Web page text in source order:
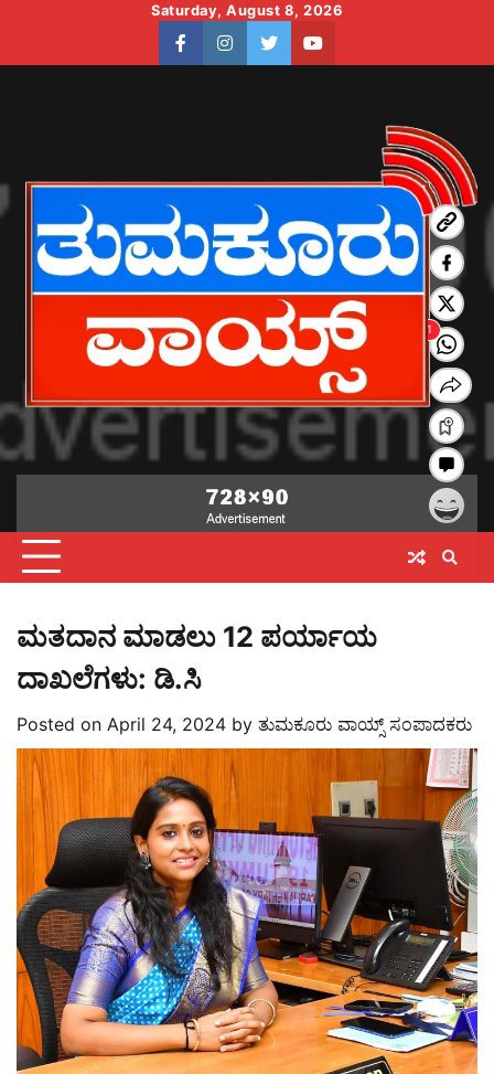
content
Saturday, August 8, 2026
facebookinstagram
twitteryoutube
ಮತದಾನ ಮಾಡಲು 12 ಪರ್ಯಾಯ
ದಾಖಲೆಗಳು: ಡಿ.ಸಿ
Posted on April 24, 2024 by ತುಮಕೂರು ವಾಯ್ಸ್ ಸಂಪಾದಕರು